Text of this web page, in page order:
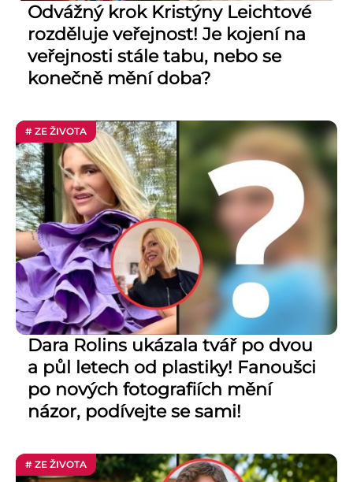
Odvážný krok Kristýny Leichtové
rozděluje veřejnost! Je kojení na
veřejnosti stále tabu, nebo se
konečně mění doba?
# ZE ŽIVOTA
Dara Rolins ukázala tvář po dvou
a půl letech od plastiky! Fanoušci
po nových fotografiích mění
názor, podívejte se sami!
# ZE ŽIVOTA